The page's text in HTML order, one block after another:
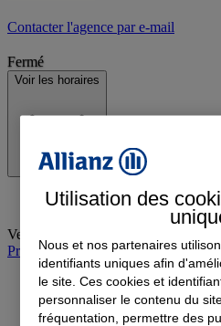
Contacter l'agence par e-mail
Fermé
Voir les horaires
Vendredi
Prendre rendez-vous à l'agence
Utilisation des
Nous et nos partenaires
identifiants uniques afin
le site. Ces cookies et
personnaliser le contenu du
fréquentation, permettre des